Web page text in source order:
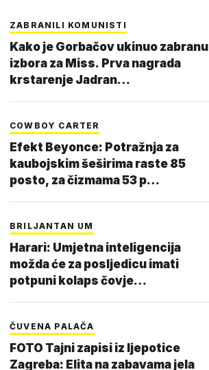
ZABRANILI KOMUNISTI
Kako je Gorbačov ukinuo zabranu
izbora za Miss. Prva nagrada
krstarenje Jadran…
COWBOY CARTER
Efekt Beyonce: Potražnja za
kaubojskim šeširima raste 85
posto, za čizmama 53 p…
BRILJANTAN UM
Harari: Umjetna inteligencija
možda će za posljedicu imati
potpuni kolaps čovje…
ČUVENA PALAČA
FOTO Tajni zapisi iz ljepotice
Zagreba: Elita na zabavama jela